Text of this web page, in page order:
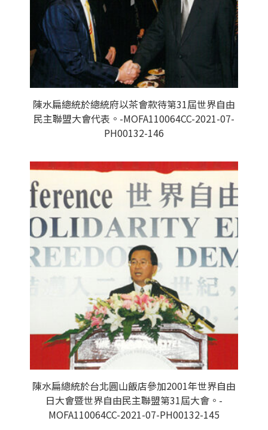
陳水扁總統於總統府以茶會款待第31屆世界自由
民主聯盟大會代表。-MOFA110064CC-2021-07-
PH00132-146
陳水扁總統於台北圓山飯店參加2001年世界自由
日大會暨世界自由民主聯盟第31屆大會。-
MOFA110064CC-2021-07-PH00132-145